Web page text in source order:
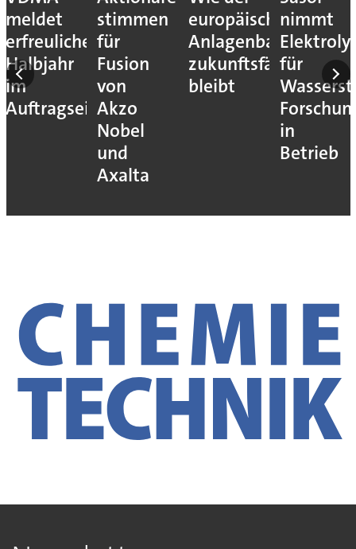
meldet
erfreuliches
Halbjahr
im
Auftragseingang
stimmen
für
Fusion
von
Akzo
Nobel
und
Axalta
europäische
Anlagenbau
zukunftsfähig
bleibt
nimmt
für
in
Betrieb